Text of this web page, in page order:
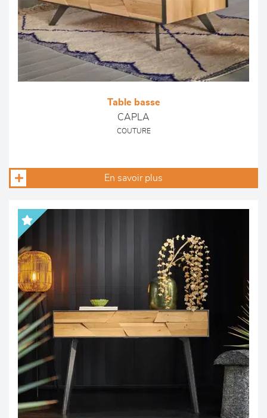
Table basse
CAPLA
COUTURE
En savoir plus